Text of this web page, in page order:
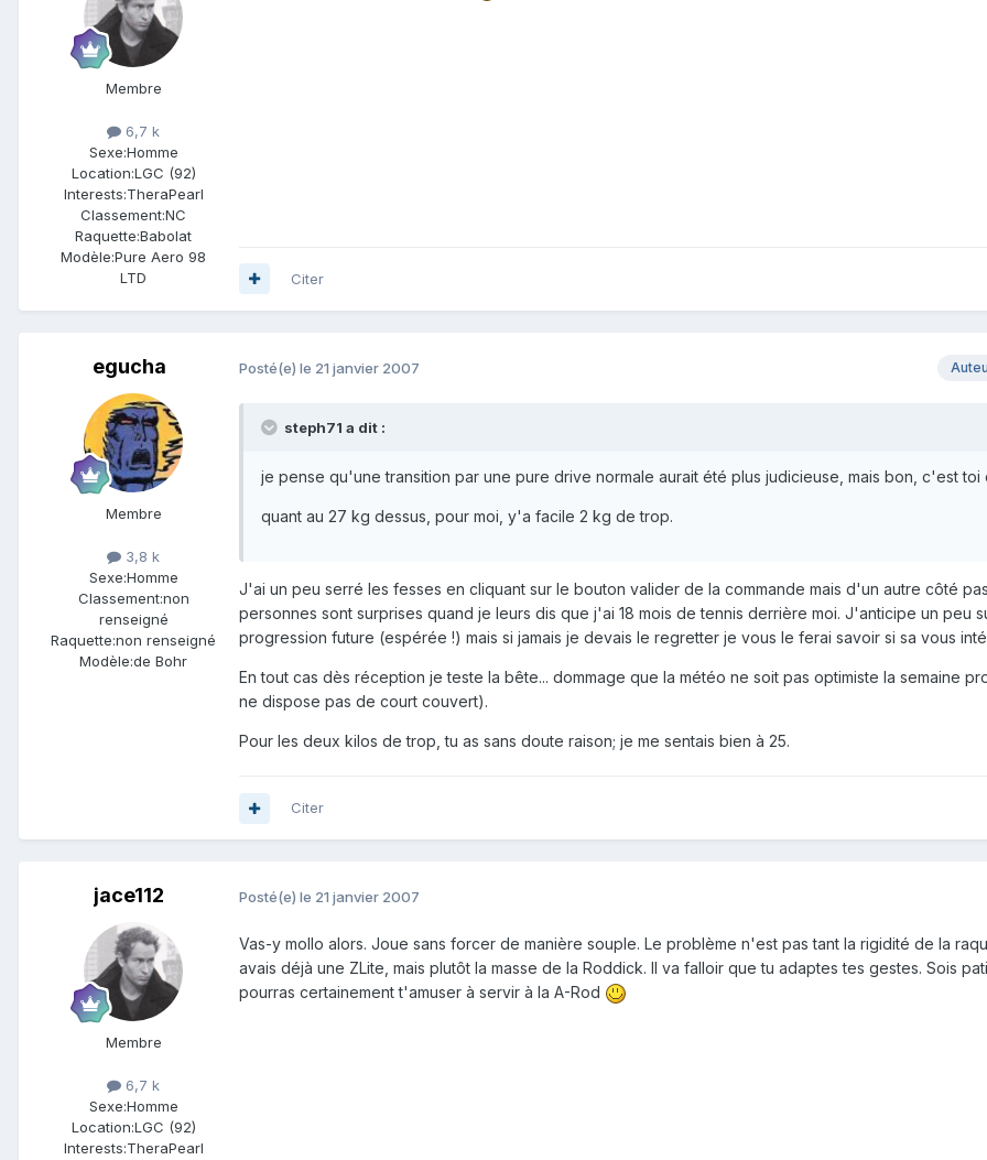
Membre
6,7 k
Sexe:Homme
Location:LGC (92)
Interests:TheraPearl
Classement:NC
Raquette:Babolat
Modèle:Pure Aero 98
LTD
Citer
egucha
Membre
3,8 k
Sexe:Homme
Classement:non
renseigné
Raquette:non renseigné
Modèle:de Bohr
Posté(e) le 21 janvier 2007
steph71 a dit :
je pense qu'une transition par une pure drive normale aurait été plus judicieuse, mais bon, c'est toi
quant au 27 kg dessus, pour moi, y'a facile 2 kg de trop.
J'ai un peu serré les fesses en cliquant sur le bouton valider de la commande mais d'un autre côté
personnes sont surprises quand je leurs dis que j'ai 18 mois de tennis derrière moi. J'anticipe un peu
progression future (espérée !) mais si jamais je devais le regretter je vous le ferai savoir si sa vous
En tout cas dès réception je teste la bête... dommage que la météo ne soit pas optimiste la semaine
ne dispose pas de court couvert).
Pour les deux kilos de trop, tu as sans doute raison; je me sentais bien à 25.
Citer
jace112
Membre
6,7 k
Sexe:Homme
Location:LGC (92)
Interests:TheraPearl
Posté(e) le 21 janvier 2007
Vas-y mollo alors. Joue sans forcer de manière souple. Le problème n'est pas tant la rigidité de la
avais déjà une ZLite, mais plutôt la masse de la Roddick. Il va falloir que tu adaptes tes gestes. Sois
pourras certainement t'amuser à servir à la A-Rod